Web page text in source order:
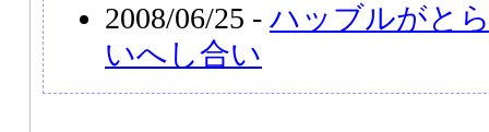
2008/06/25 - ハッブルがと
いへし合い